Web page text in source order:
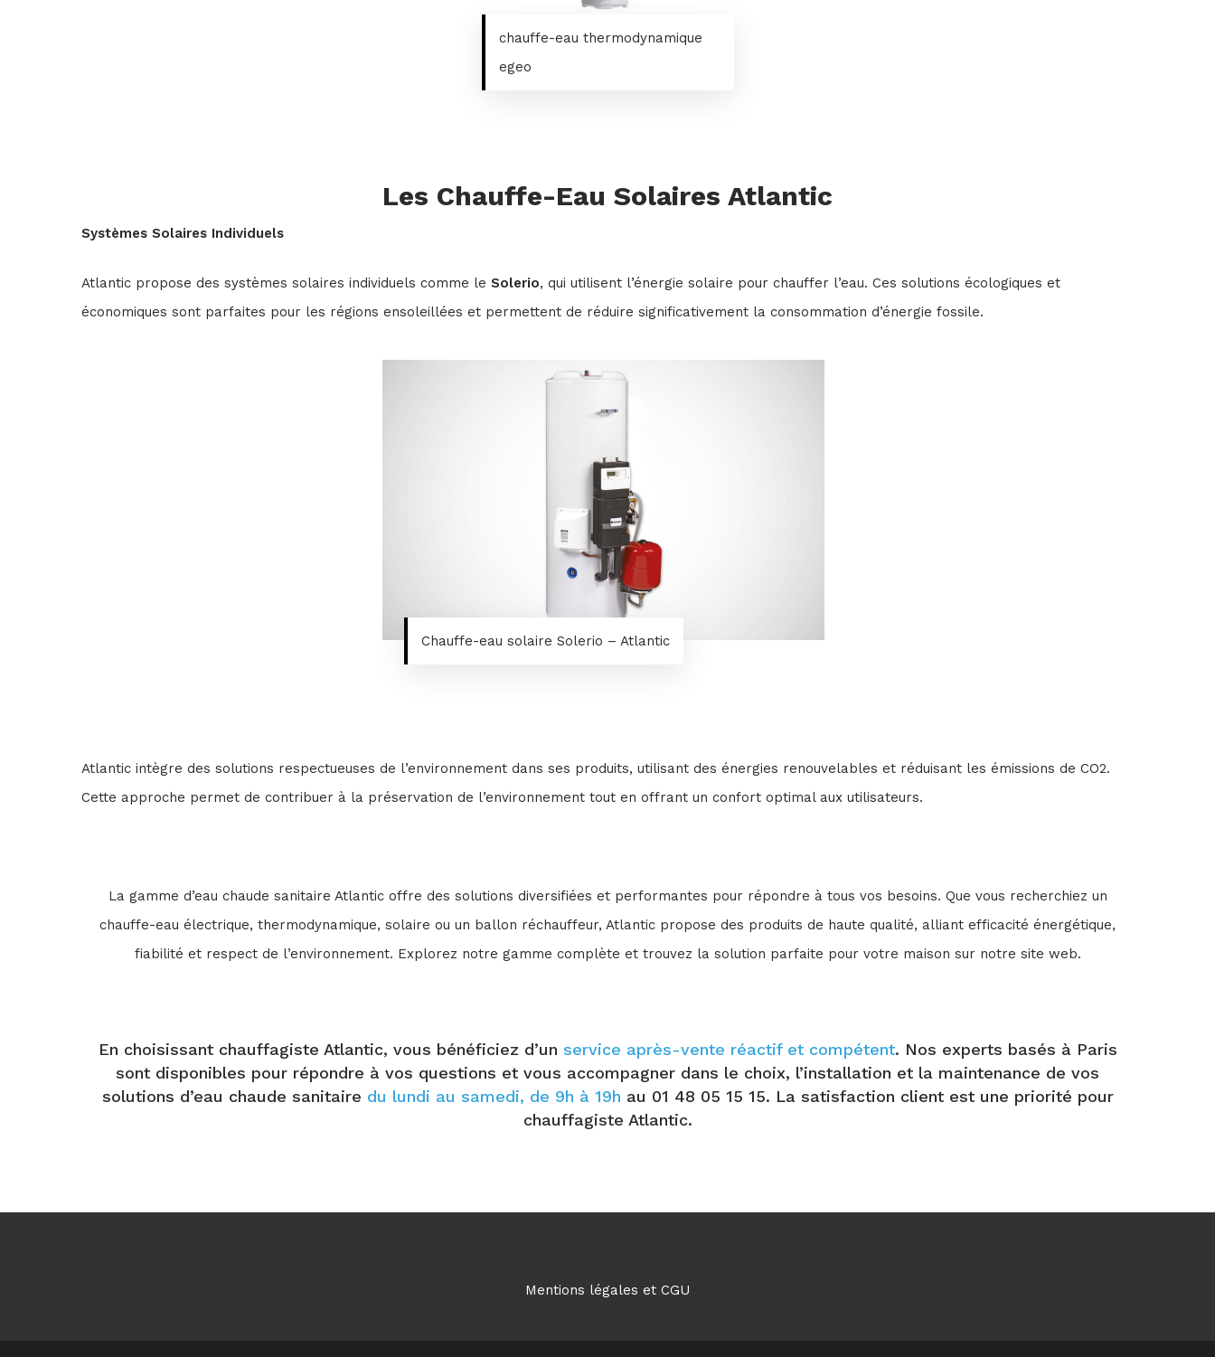
chauffe-eau thermodynamique
egeo
Les Chauffe-Eau Solaires Atlantic
Systèmes Solaires Individuels
Atlantic propose des systèmes solaires individuels comme le Solerio, qui utilisent l’énergie solaire pour chauffer l’eau. Ces solutions écologiques et
économiques sont parfaites pour les régions ensoleillées et permettent de réduire significativement la consommation d’énergie fossile.
Chauffe-eau solaire Solerio – Atlantic
Atlantic intègre des solutions respectueuses de l’environnement dans ses produits, utilisant des énergies renouvelables et réduisant les émissions de CO2.
Cette approche permet de contribuer à la préservation de l’environnement tout en offrant un confort optimal aux utilisateurs.
La gamme d’eau chaude sanitaire Atlantic offre des solutions diversifiées et performantes pour répondre à tous vos besoins. Que vous recherchiez un
chauffe-eau électrique, thermodynamique, solaire ou un ballon réchauffeur, Atlantic propose des produits de haute qualité, alliant efficacité énergétique,
fiabilité et respect de l’environnement. Explorez notre gamme complète et trouvez la solution parfaite pour votre maison sur notre site web.
En choisissant chauffagiste Atlantic, vous bénéficiez d’un service après-vente réactif et compétent. Nos experts basés à Paris
sont disponibles pour répondre à vos questions et vous accompagner dans le choix, l’installation et la maintenance de vos
solutions d’eau chaude sanitaire du lundi au samedi, de 9h à 19h au 01 48 05 15 15. La satisfaction client est une priorité pour
chauffagiste Atlantic.
Mentions légales et CGU